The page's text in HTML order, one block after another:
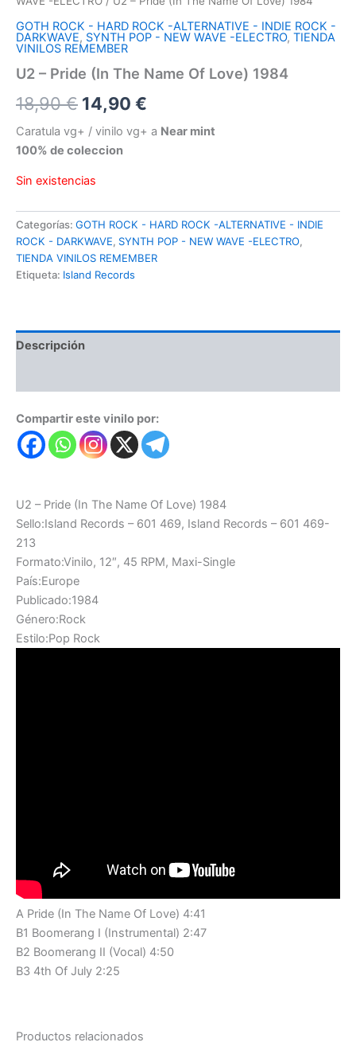
GOTH ROCK - HARD ROCK -ALTERNATIVE - INDIE ROCK -
DARKWAVE, SYNTH POP - NEW WAVE -ELECTRO, TIENDA
VINILOS REMEMBER
U2 – Pride (In The Name Of Love) 1984
18,90€ El
precio
original
era:
18,90 €.
14,90 €
precio
14,90 €.
Caratula vg+ / vinilo vg+ a Near mint
100% de coleccion
Sin existencias
Categorías: GOTH ROCK - HARD ROCK -ALTERNATIVE - INDIE
ROCK - DARKWAVE, SYNTH POP - NEW WAVE -ELECTRO,
TIENDA VINILOS REMEMBER
Etiqueta: Island Records
Descripción
Compartir este vinilo por:
U2 – Pride (In The Name Of Love) 1984
Sello:Island Records – 601 469, Island Records – 601 469-
213
Formato:Vinilo, 12″, 45 RPM, Maxi-Single
País:Europe
Publicado:1984
Género:Rock
Estilo:Pop Rock
A Pride (In The Name Of Love) 4:41
B1 Boomerang I (Instrumental) 2:47
B2 Boomerang II (Vocal) 4:50
B3 4th Of July 2:25
Productos relacionados